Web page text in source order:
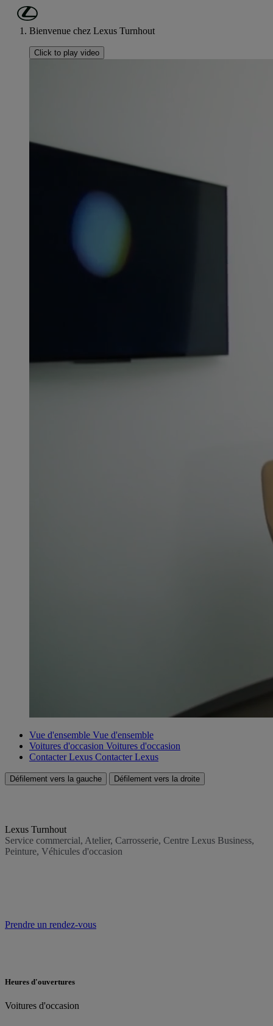
Passer au contenu principal
Bienvenue chez Lexus Turnhout
Click to play video
Vue d'ensemble Vue d'ensemble
Voitures d'occasion Voitures d'occasion
Contacter Lexus Contacter Lexus
Défilement vers la gauche Défilement vers la droite
Lexus Turnhout
Service commercial, Atelier, Carrosserie, Centre Lexus Business,
Peinture, Véhicules d'occasion
Prendre un rendez-vous
Heures d'ouvertures
Voitures d'occasion